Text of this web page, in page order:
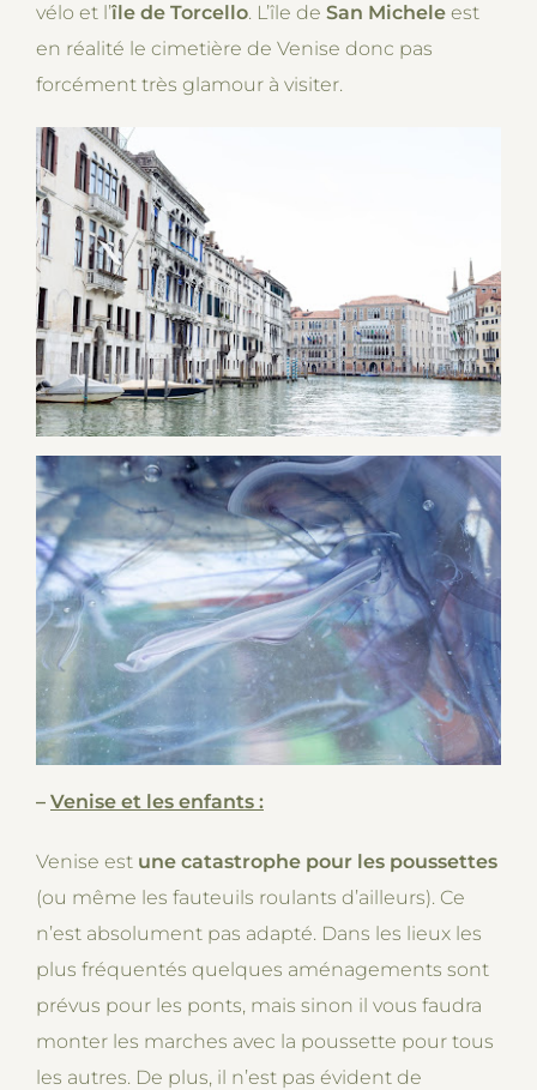
vélo et l’île de Torcello. L’île de San Michele est
en réalité le cimetière de Venise donc pas
forcément très glamour à visiter.
– Venise et les enfants :
Venise est une catastrophe pour les poussettes
(ou même les fauteuils roulants d’ailleurs). Ce
n’est absolument pas adapté. Dans les lieux les
plus fréquentés quelques aménagements sont
prévus pour les ponts, mais sinon il vous faudra
monter les marches avec la poussette pour tous
les autres. De plus, il n’est pas évident de